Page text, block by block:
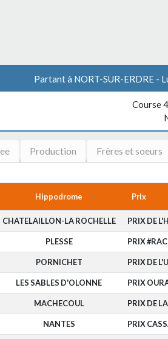
Partant à NORT-SUR-ERDRE -
Course
Production Frères et soeurs
Hippodrome Prix
CHATELAILLON-LA ROCHELLE PRIX DE
PLESSE PRIX
PORNICHET PRIX DE
LES SABLES D'OLONNE PRIX
MACHECOUL PRIX DE
NANTES PRIX